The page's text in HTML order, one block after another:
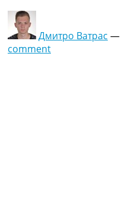
Дмитро Ватрас —
comment